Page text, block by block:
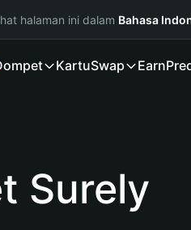
halaman ini dalam Bahasa
KartuSwap Earn
Surely